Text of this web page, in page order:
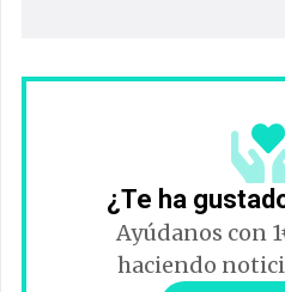
¿Te ha
Ayúdanos con
haciendo